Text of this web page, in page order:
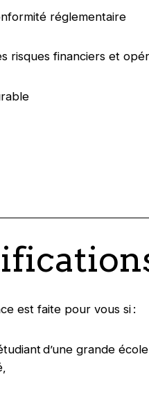
réglementaire
risques financiers et
est faite pour vous si :
d’une grande